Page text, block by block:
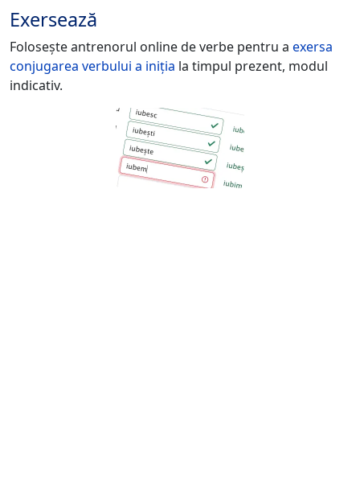
Exersează
Folosește antrenorul online de verbe pentru a exersa
conjugarea verbului a iniția la timpul prezent, modul
indicativ.